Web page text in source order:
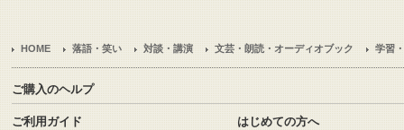
HOME 落語・笑い 対談・講演 文芸・朗読・オーディオブック 学習
ご購入のヘルプ
ご利用ガイド はじめての方へ